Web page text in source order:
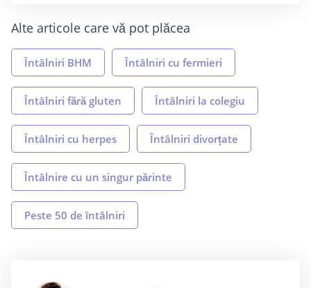
Alte articole care vă pot plăcea
Întâlniri BHM Întâlniri cu fermieri
Întâlniri fără gluten Întâlniri la colegiu
Întâlniri cu herpes Întâlniri divorțate
Întâlnire cu un singur părinte
Peste 50 de întâlniri